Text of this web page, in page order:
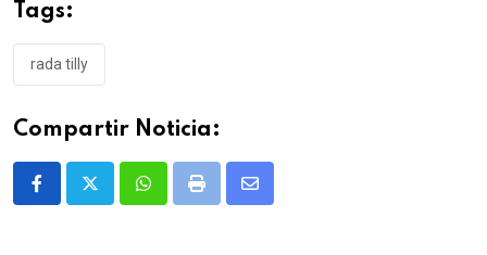
Tags:
rada tilly
Compartir Noticia:
WhatsappPrint
Share